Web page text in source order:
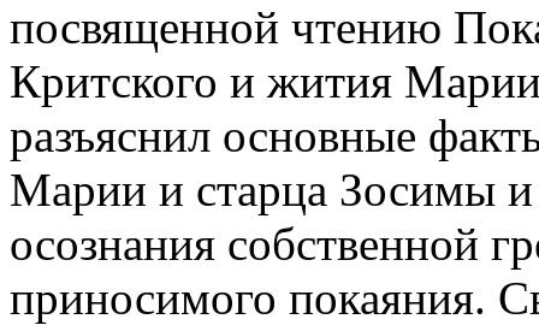
посвященной чтению
Критского и жития
разъяснил основные
Марии и старца Зосимы и
осознания собственной
приносимого покаяния.